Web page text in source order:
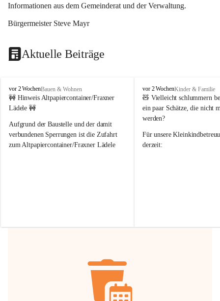
Informationen aus dem Gemeinderat und der Verwaltung.
Bürgermeister Steve Mayr
Aktuelle Beiträge
F
r
a
e
r
n
vor 2 WochenBauen & Wohnen
🚧 Hinweis Altpapiercontainer/Fraxner
Lädele 🚧
Aufgrund der Baustelle und der damit
verbundenen Sperrungen ist die Zufahrt
zum Altpapiercontainer/Fraxner Lädele
Hilfsbereitschaft!
F
r
a
x
r
n
vor 2 WochenKinder & Familie
🧸 Vielleicht schlummern
ein paar Schätze, die nicht
werden?
Für unsere
derzeit: